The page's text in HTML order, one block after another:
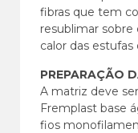
fibras que tem
resublimar
calor das
PREPARAÇÃO
A matriz deve
Fremplast base
fios